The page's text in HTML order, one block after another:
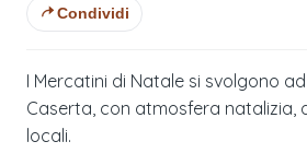
Condividi
I Mercatini di Natale si svolgono
Caserta, con atmosfera natalizia,
locali.